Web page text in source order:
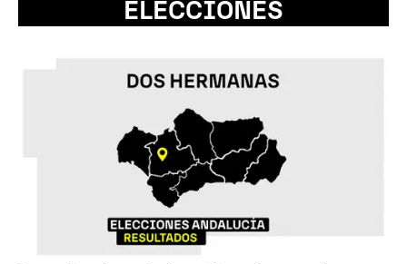
ELECCIONES